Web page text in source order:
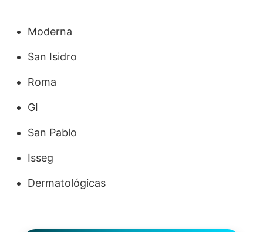
Moderna
San Isidro
Roma
GI
San Pablo
Isseg
Dermatológicas